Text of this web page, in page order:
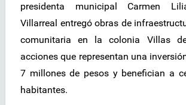
presidenta municipal Carmen
Villarreal entregó obras de
comunitaria en la colonia Villas
acciones que representan una
7 millones de pesos y benefician a
habitantes.